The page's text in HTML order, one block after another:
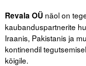
ICC WBO
ICC komisjonid
Digiraamatukogu
Revala OÜ näol on
kaubanduspartnerite
Iraanis, Pakistanis ja
kontinendil
kõigile.